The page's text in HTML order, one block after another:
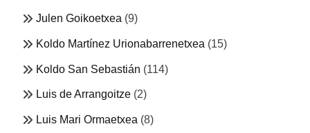
Julen Goikoetxea (9)
Koldo Martínez Urionabarrenetxea (15)
Koldo San Sebastián (114)
Luis de Arrangoitze (2)
Luis Mari Ormaetxea (8)